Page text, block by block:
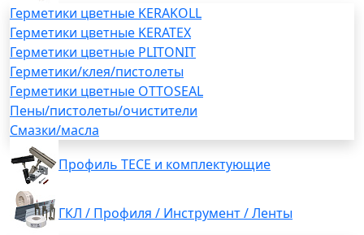
Герметики цветные KERAKOLL
Герметики цветные KERATEX
Герметики цветные PLITONIT
Герметики/клея/пистолеты
Герметики цветные OTTOSEAL
Пены/пистолеты/очистители
Смазки/масла
Профиль TECE и комплектующие
ГКЛ / Профиля / Инструмент / Ленты